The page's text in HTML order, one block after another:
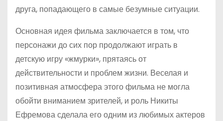
друга, попадающего в самые безумные ситуации.
Основная идея фильма заключается в том, что
персонажи до сих пор продолжают играть в
детскую игру «жмурки», прятаясь от
действительности и проблем жизни. Веселая и
позитивная атмосфера этого фильма не могла
обойти вниманием зрителей, и роль Никиты
Ефремова сделала его одним из любимых актеров